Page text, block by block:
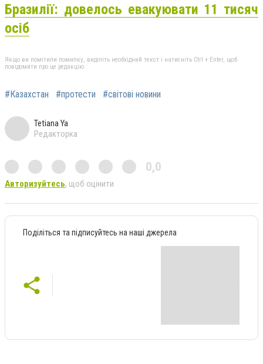
Бразилії: довелось евакуювати 11 тисяч
осіб
Якщо ви помітили помилку, виділіть необхідний текст і натисніть Ctrl + Enter, щоб
повідомити про це редакцію
#Казахстан #протести #світові новини
Tetiana Ya
Редакторка
0,0
Авторизуйтесь, щоб оцінити
Поділіться та підписуйтесь на наші джерела